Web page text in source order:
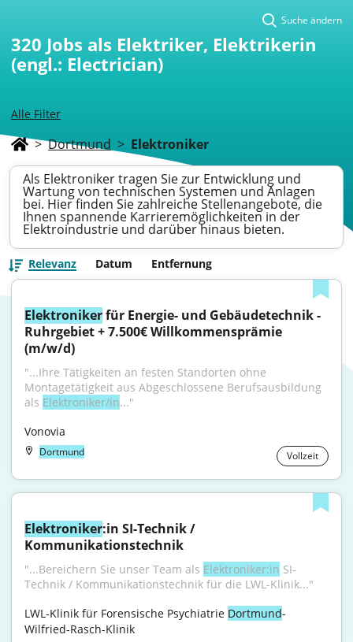
Alle Filter
Suche ändern
320 Jobs als Elektriker, Elektrikerin
(engl.: Electrician)
> Dortmund > Elektroniker
Als Elektroniker tragen Sie zur Entwicklung und
Wartung von technischen Systemen und Anlagen
bei. Hier finden Sie zahlreiche Stellenangebote, die
Ihnen spannende Karrieremöglichkeiten in der
Elektroindustrie und darüber hinaus bieten.
Relevanz Datum Entfernung
Elektroniker für Energie- und Gebäudetechnik -
Ruhrgebiet + 7.500€ Willkommensprämie
(m/w/d)
"...Ihre Tätigkeiten an festen Standorten ohne
Montagetätigkeit aus Abgeschlossene Berufsausbildung
als Elektroniker/in..."
Vonovia
Dortmund Vollzeit
Elektroniker:in SI-Technik /
Kommunikationstechnik
"...Bereichern Sie unser Team als Elektroniker:in SI-
Technik / Kommunikationstechnik für die LWL-Klinik..."
LWL-Klinik für Forensische Psychiatrie Dortmund-
Wilfried-Rasch-Klinik